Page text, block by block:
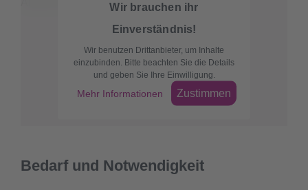
Wir brauchen ihr
Einverständnis!
Wir benutzen Drittanbieter, um Inhalte
einzubinden. Bitte beachten Sie die Details
und geben Sie Ihre Einwilligung.
Mehr Informationen Zustimmen
Bedarf und Notwendigkeit